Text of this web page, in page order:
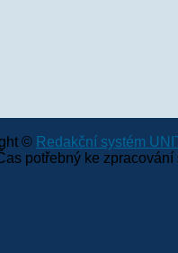
© Redakční systém
potřebný ke zpracování